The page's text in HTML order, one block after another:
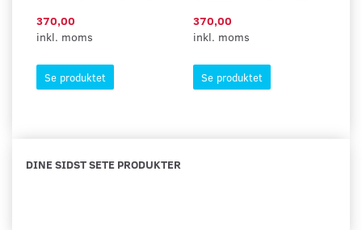
370,00
inkl. moms
Se produktet
370,00
inkl. moms
Se produktet
DINE SIDST SETE PRODUKTER